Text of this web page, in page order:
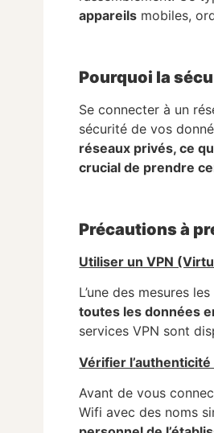
appareils mobiles,
Pourquoi la
Se connecter à un
sécurité de vos
réseaux privés, ce
crucial de prendre
Précautions à
Utiliser un VPN
L’une des mesures
toutes les données
services VPN sont
Vérifier
Avant de vous
Wifi avec des noms